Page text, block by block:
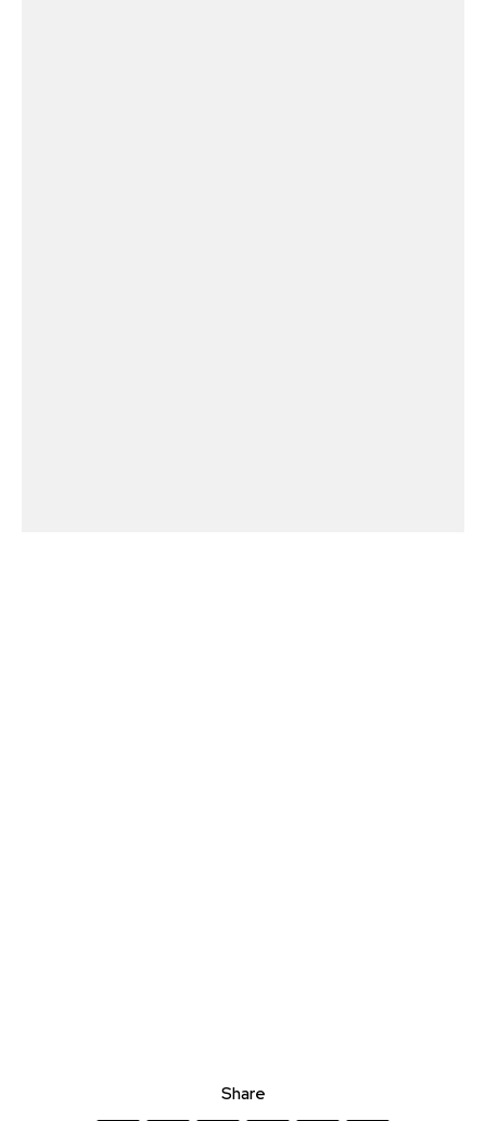
Share